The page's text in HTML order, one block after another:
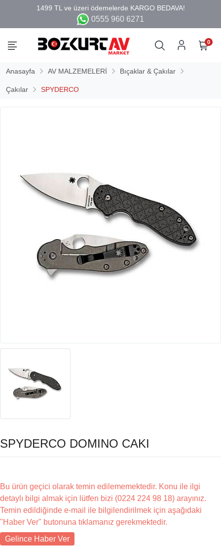
0555 960 6271
0
Anasayfa AV MALZEMELERİ Bıçaklar & Çakılar
Çakılar SPYDERCO
SPYDERCO DOMINO CAKI
Bu ürün geçici olarak temin edilememektedir. Konu ile ilgi
detaylı bilgi almak için lütfen bizi (0224 224 98 18) arayınız.
Temin edildiğinde e-mail ile bilgilendirilmek için aşağıdaki
"Haber Ver" butonuna tıklamanız gerekmektedir.
Gelince Haber Ver